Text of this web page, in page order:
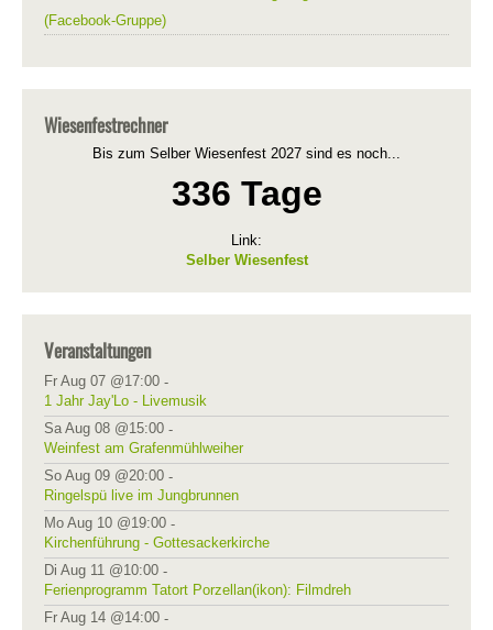
(Facebook-Gruppe)
Wiesenfestrechner
Bis zum Selber Wiesenfest 2027 sind es noch...
336 Tage
Link:
Selber Wiesenfest
Veranstaltungen
Fr Aug 07 @17:00 -
1 Jahr Jay'Lo - Livemusik
Sa Aug 08 @15:00 -
Weinfest am Grafenmühlweiher
So Aug 09 @20:00 -
Ringelspü live im Jungbrunnen
Mo Aug 10 @19:00 -
Kirchenführung - Gottesackerkirche
Di Aug 11 @10:00 -
Ferienprogramm Tatort Porzellan(ikon): Filmdreh
Fr Aug 14 @14:00 -